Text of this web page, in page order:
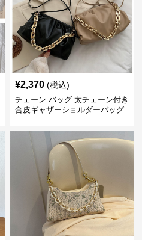
¥2,370 (税込)
チェーン バッグ 太チェーン付き
合皮ギャザーショルダーバッグ